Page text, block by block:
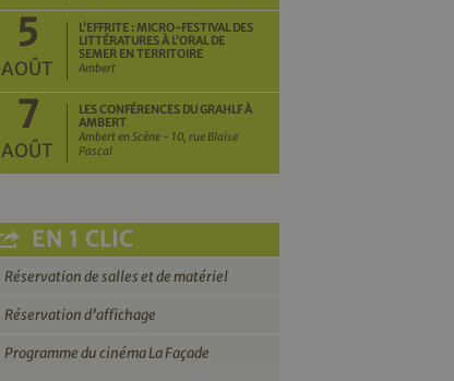
5
AOÛT
L’EFFRITE : MICRO-FESTIVAL DES
LITTÉRATURES À L’ORAL DE
SEMER EN TERRITOIRE
Ambert
7
AOÛT
LES CONFÉRENCES DU GRAHLF À
AMBERT
Ambert en Scène - 10, rue Blaise
Pascal
EN 1 CLIC
Réservation de salles et de matériel
Réservation d’affichage
Programme du cinéma La Façade